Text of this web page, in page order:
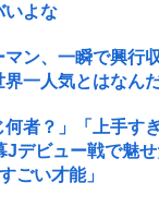
いよな
マン、一瞬で興行
一人気とはなん
何者？」「上手す
Jデビュー戦で魅
ごい才能」